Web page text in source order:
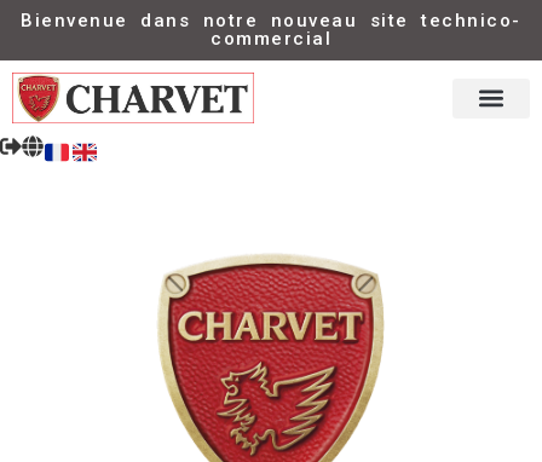
Bienvenue dans notre nouveau site technico-
commercial